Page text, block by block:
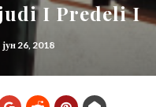
I Predeli I
јун 26, 2018